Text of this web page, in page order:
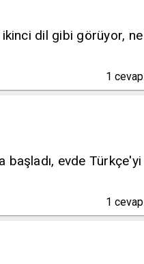
dil gibi görüyor, ne
1 cevap
başladı, evde Türkçe'yi
1 cevap